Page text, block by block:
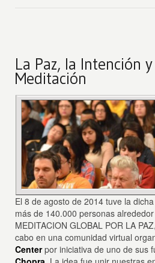
La Paz, la Intención
Meditación
El 8 de agosto de 2014 tuve la
más de 140.000 personas
MEDITACION GLOBAL POR LA
cabo en una comunidad virtual
Centerpor iniciativa de uno de sus